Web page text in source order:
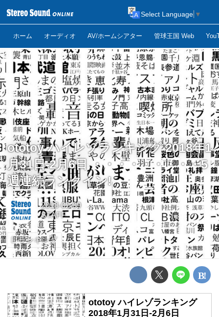
ホーム オーディオ AV/ホームシアター 管球王国 Web
Select Language ▼
ototoy ハイレゾランキング 2018年1
月31日-2月6日 ・・・・・・・・・5
週連続ランクイン!
2018-02-09
STAFF
ランキング
ototoy ハイレゾランキング
2018年1月31日-2月6日